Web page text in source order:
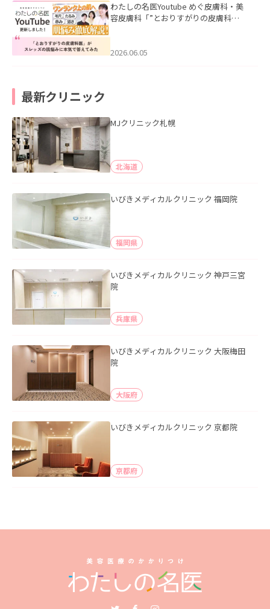
わたしの名医Youtube めぐ皮膚科・美
容皮膚科「”とおりすがりの皮膚科
2026.06.05
最新クリニック
MJクリニック札幌
北海道
いびきメディカルクリニック 福岡院
福岡県
いびきメディカルクリニック 神戸三宮
院
兵庫県
いびきメディカルクリニック 大阪梅田
院
大阪府
いびきメディカルクリニック 京都院
京都府